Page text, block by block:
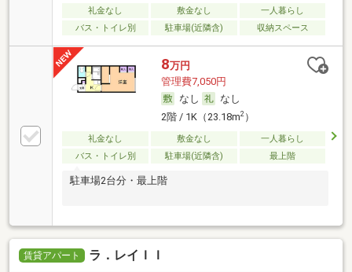
礼金なし 敷金なし
一人暮らし
バス・トイレ別
駐車場(近隣含) 収納スペース
8万円
管理費7,050円
なし
なし
2階 / 1K（23.18m2）
礼金なし 敷金なし
一人暮らし
バス・トイレ別
駐車場(近隣含) 最上階
駐車場2台分・最上階
賃貸アパート ラ．レイＩＩ